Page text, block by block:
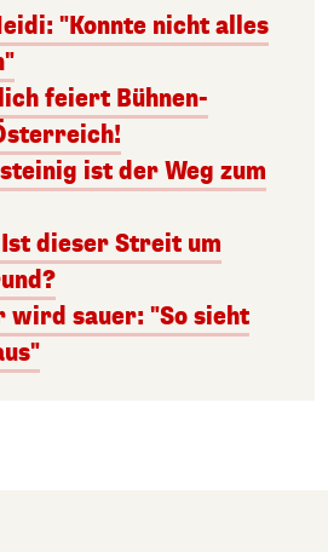
"Konnte nicht alles
feiert Bühnen-
ist der Weg zum
dieser Streit um
wird sauer: "So sieht